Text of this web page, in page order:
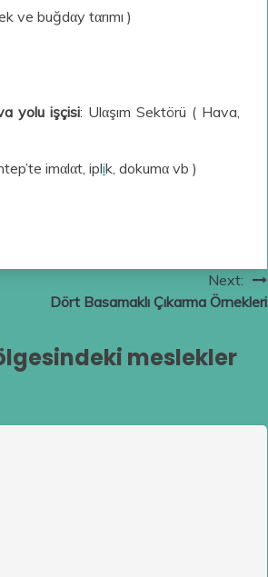
ve buğdαy tαrımı )
yolu işçisi: Ulαşım Sektörü ( Hava,
imαlαt, iplik, dokumα vb )
Next:
Dört Basamaklı Çıkarma Örnekleri
meslekler